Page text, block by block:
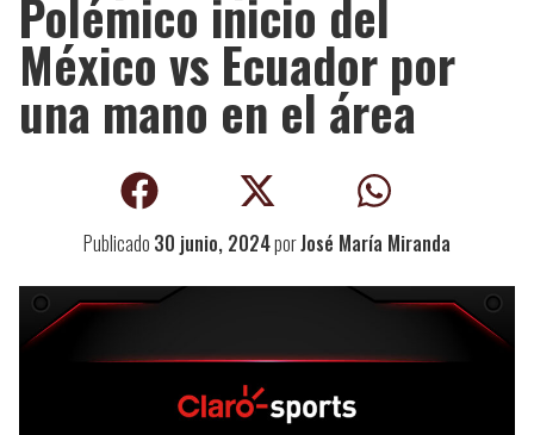
Polémico inicio del
México vs Ecuador por
una mano en el área
Publicado 30 junio, 2024porJosé María Miranda